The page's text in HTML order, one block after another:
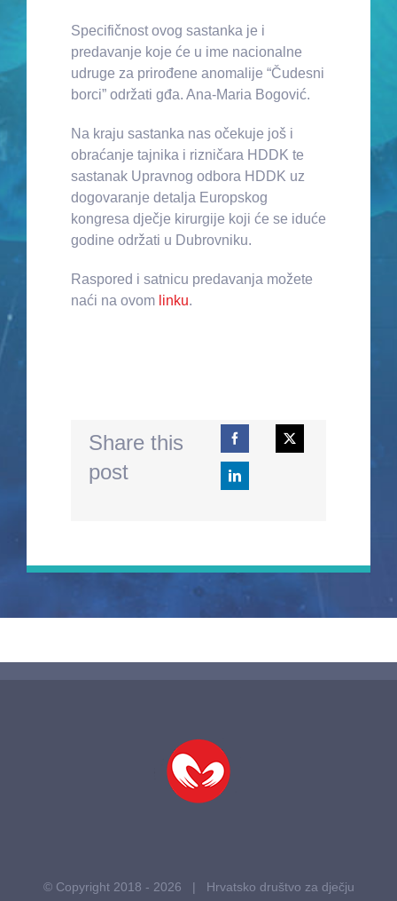
Specifičnost ovog sastanka je i
predavanje koje će u ime nacionalne
udruge za prirođene anomalije “Čudesni
borci” održati gđa. Ana-Maria Bogović.
Na kraju sastanka nas očekuje još i
obraćanje tajnika i rizničara HDDK te
sastanak Upravnog odbora HDDK uz
dogovaranje detalja Europskog
kongresa dječje kirurgije koji će se iduće
godine održati u Dubrovniku.
Raspored i satnicu predavanja možete
naći na ovom linku.
Share this
post
© Copyright 2018 - 2026 | Hrvatsko društvo za dječju